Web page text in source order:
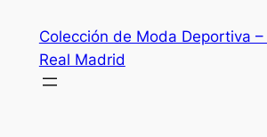
contenido
Colección de Moda Deportiva
Real Madrid